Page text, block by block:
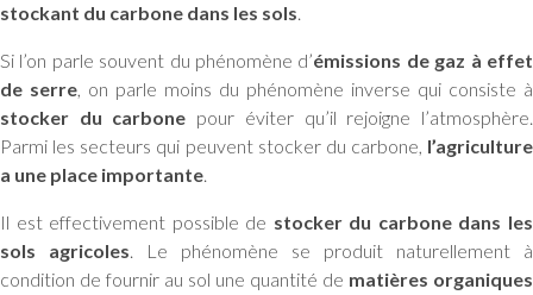
stockant du carbone dans les sols.
Si l’on parle souvent du phénomène d’émissions de gaz à effet
de serre, on parle moins du phénomène inverse qui consiste à
stocker du carbone pour éviter qu’il rejoigne l’atmosphère.
Parmi les secteurs qui peuvent stocker du carbone, l’agriculture
a une place importante.
Il est effectivement possible de stocker du carbone dans les
sols agricoles. Le phénomène se produit naturellement à
condition de fournir au sol une quantité de matières organiques